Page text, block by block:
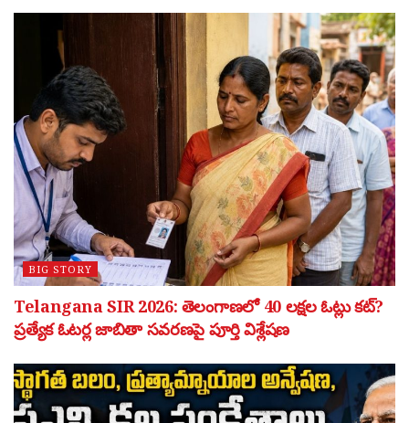
BIG STORY
Telangana SIR 2026: తెలంగాణలో 40 లక్షల ఓట్లు కట్?
ప్రత్యేక ఓటర్ల జాబితా సవరణపై పూర్తి విశ్లేషణ